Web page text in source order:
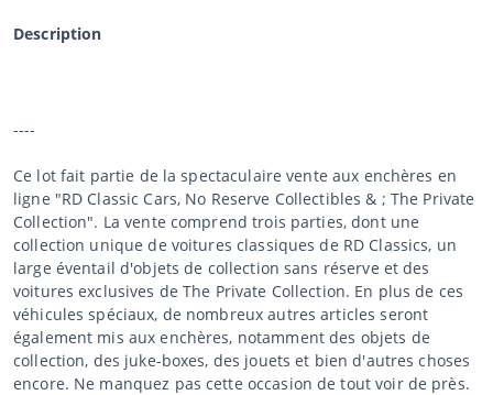
Description
----
Ce lot fait partie de la spectaculaire vente aux enchères en
ligne "RD Classic Cars, No Reserve Collectibles & ; The Private
Collection". La vente comprend trois parties, dont une
collection unique de voitures classiques de RD Classics, un
large éventail d'objets de collection sans réserve et des
voitures exclusives de The Private Collection. En plus de ces
véhicules spéciaux, de nombreux autres articles seront
également mis aux enchères, notamment des objets de
collection, des juke-boxes, des jouets et bien d'autres choses
encore. Ne manquez pas cette occasion de tout voir de près.